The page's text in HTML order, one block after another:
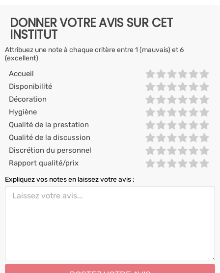
DONNER VOTRE AVIS SUR CET
INSTITUT
Attribuez une note à chaque critère entre 1 (mauvais) et 6
(excellent)
Accueil
Disponibilité
Décoration
Hygiène
Qualité de la prestation
Qualité de la discussion
Discrétion du personnel
Rapport qualité/prix
Expliquez vos notes en laissez votre avis :